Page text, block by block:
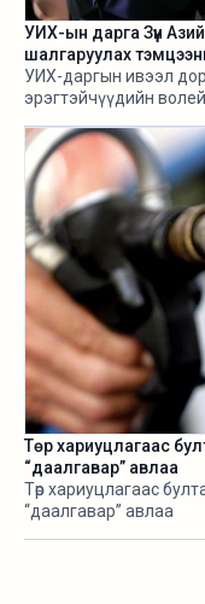
УИХ-ын дарга Зүүн
шалгаруулах
УИХ-даргын ивээл
эрэгтэйчүүдийн
Төр хариуцлагаас
“даалгавар” авлаа
Төр хариуцлагаас
“даалгавар” авлаа